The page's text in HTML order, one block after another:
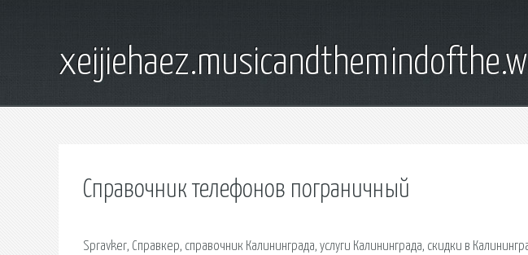
Справочник телефонов пограничный
Spravker, Cправкер, справочник Калининграда, услуги Калининграда, скидки в